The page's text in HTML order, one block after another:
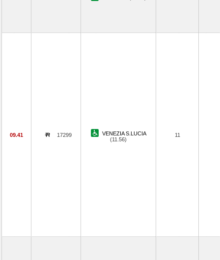
09.41 17299
VENEZIA S.LUCIA
(11.56)
11